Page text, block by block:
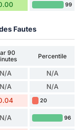
99
Fautes
90
Percentile
N/A N/A
N/A N/A
20
N/A 96